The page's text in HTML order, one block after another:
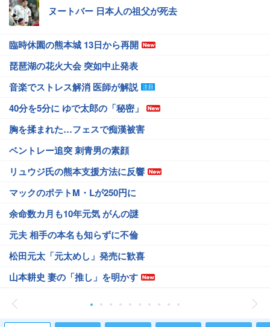
ヌートバー 日本人の祖父が死去
臨時休園の熊本城 13日から再開
琵琶湖の花火大会 突如中止発表
音楽でストレス解消 医師が解説
40分を5分に ゆで太郎の「秘密」
胸を揉まれた…フェスで痴漢被害
ベントレー追突 刺青男の素顔
リュウジ氏の熊本支援方法に反響
マックのポテトM・Lが250円に
余命数カ月も10年元気 がんの謎
元夫 相手の本名も知らずに不倫
松田元太「元太めし」発売に歓喜
山本耕史 妻の「推し」を明かす